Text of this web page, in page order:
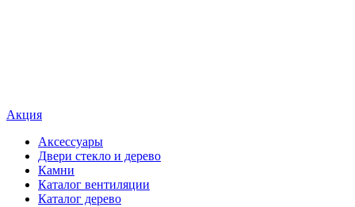
Акция
Аксессуары
Двери стекло и дерево
Камни
Каталог вентиляции
Каталог дерево